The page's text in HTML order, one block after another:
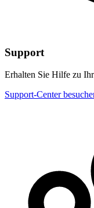
Support
Erhalten Sie Hilfe zu
Support-Center